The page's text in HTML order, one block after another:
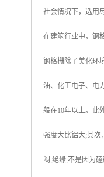
社会情况下，选用
在建筑行业中，钢
钢格栅除了美化环
油、化工电子、电
般在10年以上。此
强度大比铝大;其次
闷,绝缘,不是因为